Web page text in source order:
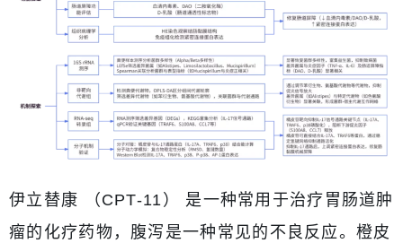
伊立替康 （CPT-11） 是一种常用于治疗胃肠道肿
瘤的化疗药物，腹泻是一种常见的不良反应。橙皮